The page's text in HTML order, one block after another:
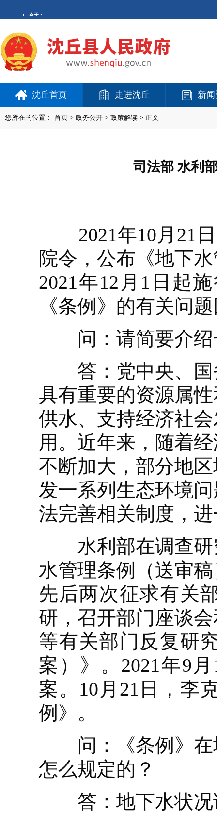
沈丘首页 走进沈丘 新
您所在的位置： 首页 > 政务公开 > 政策解读 > 正文
司法部 水利
2021年10月21日
院令，公布《地下
2021年12月1日起
《条例》的有关问
问：请简要介绍
答：党中央、国
具有重要的资源属
供水、支持经济社
用。近年来，随着
不断加大，部分地
发一系列生态环境
法完善相关制度，
水利部在调查研
水管理条例（送审
先后两次征求有关
研，召开部门座谈
等有关部门反复研
案）》。2021年9
案。10月21日，李
例》。
问：《条例》在
怎么规定的？
答：地下水状况